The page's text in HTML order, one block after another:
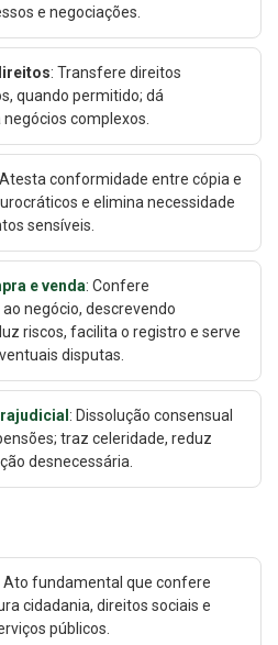
e negociações.
: Transfere direitos
quando permitido; dá
complexos.
conformidade entre cópia e
e elimina necessidade
sensíveis.
e venda: Confere
negócio, descrevendo
riscos, facilita o registro e serve
disputas.
: Dissolução consensual
traz celeridade, reduz
desnecessária.
Ato fundamental que confere
cidadania, direitos sociais e
públicos.